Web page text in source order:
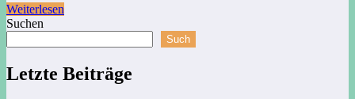
Weiterlesen
Suchen
Such
Letzte Beiträge